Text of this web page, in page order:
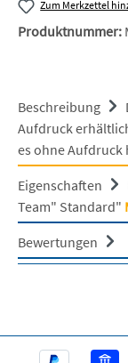
Zum Merkzettel
Produktnummer:
Beschreibung
Aufdruck
es ohne
Eigenschaften
Team" Standard"
Bewertungen